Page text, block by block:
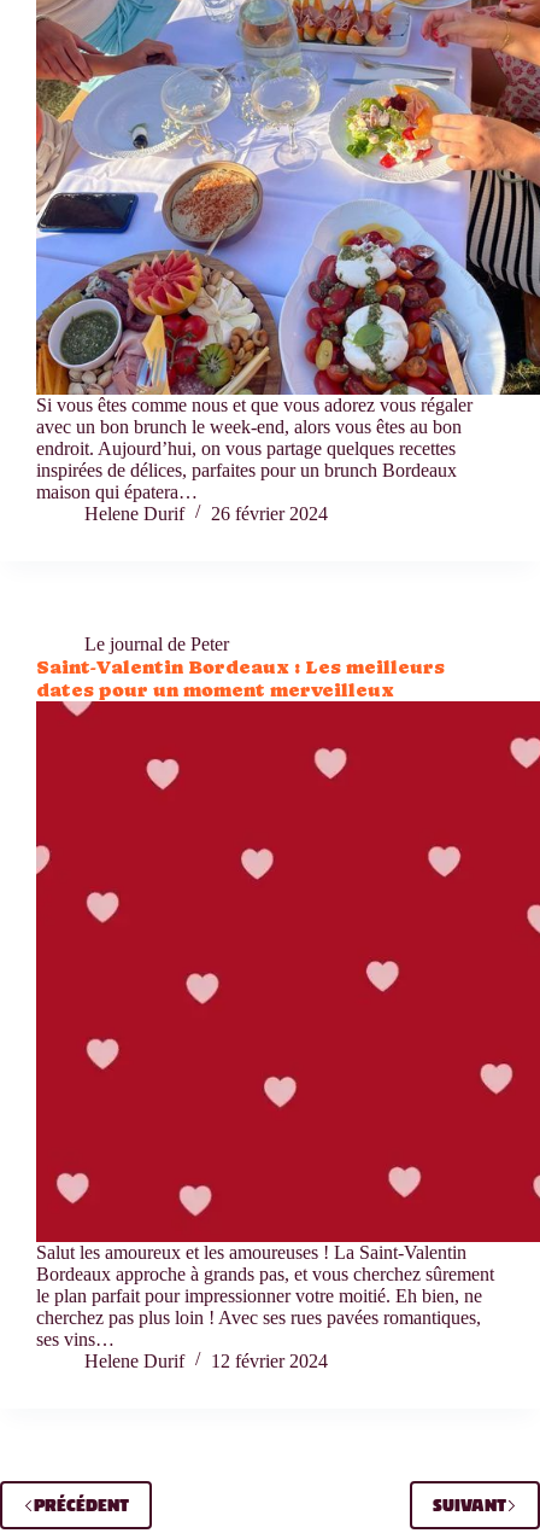
Si vous êtes comme nous et que vous adorez vous régaler
avec un bon brunch le week-end, alors vous êtes au bon
endroit. Aujourd’hui, on vous partage quelques recettes
inspirées de délices, parfaites pour un brunch Bordeaux
maison qui épatera…
Helene Durif
26 février 2024
Le journal de Peter
Saint-Valentin Bordeaux : Les meilleurs
dates pour un moment merveilleux
Salut les amoureux et les amoureuses ! La Saint-Valentin
Bordeaux approche à grands pas, et vous cherchez sûrement
le plan parfait pour impressionner votre moitié. Eh bien, ne
cherchez pas plus loin ! Avec ses rues pavées romantiques,
ses vins…
Helene Durif
12 février 2024
PRÉCÉDENT SUIVANT